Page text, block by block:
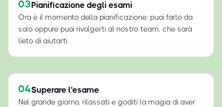
03Pianificazione degli esami
Ora è il momento della pianificazione: puoi farlo da
solo oppure puoi rivolgerti al nostro team, che sarà
lieto di aiutarti.
04Superare l'esame
Nel grande giorno, rilassati e goditi la magia di aver